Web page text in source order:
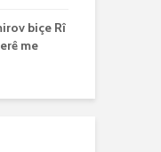
biçe Rî
me